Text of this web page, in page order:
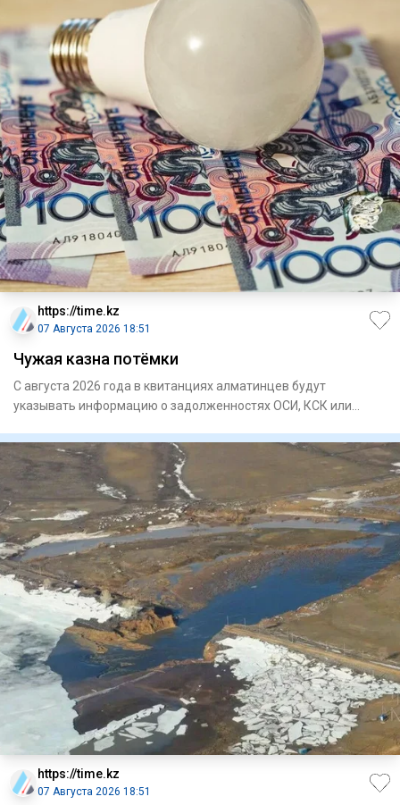
https://time.kz
07 Августа 2026 18:51
Чужая казна потёмки
С августа 2026 года в квитанциях алматинцев будут
указывать информацию о задолженностях ОСИ, КСК или
https://time.kz
07 Августа 2026 18:51